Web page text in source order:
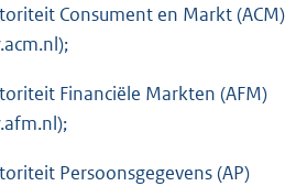
Consument en Markt (ACM)
Financiële Markten (AFM)
Persoonsgegevens (AP)